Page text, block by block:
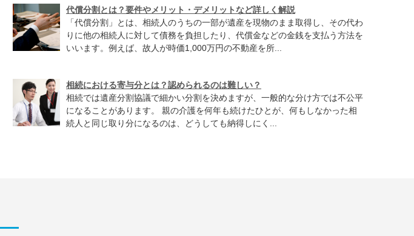
代償分割とは？要件やメリット・デメリットなど詳しく解説
「代償分割」とは、相続人のうちの一部が遺産を現物のまま取得し、その代わ
りに他の相続人に対して債務を負担したり、代償金などの金銭を支払う方法を
いいます。例えば、故人が時価1,000万円の不動産を所...
相続における寄与分とは？認められるのは難しい？
相続では遺産分割協議で細かい分割を決めますが、一般的な分け方では不公平
になることがあります。 親の介護を何年も続けたひとが、何もしなかった相
続人と同じ取り分になるのは、どうしても納得しにく...